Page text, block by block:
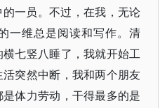
一员。不过，在我，无论
一维总是阅读和写作。清
七竖八睡了，我就开始工
突然中断，我和两个朋友
体力劳动，干得最多的是